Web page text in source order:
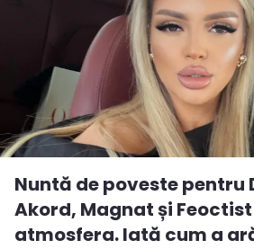
Nuntă de poveste pentru
Akord, Magnat și
atmosfera. Iată cum a